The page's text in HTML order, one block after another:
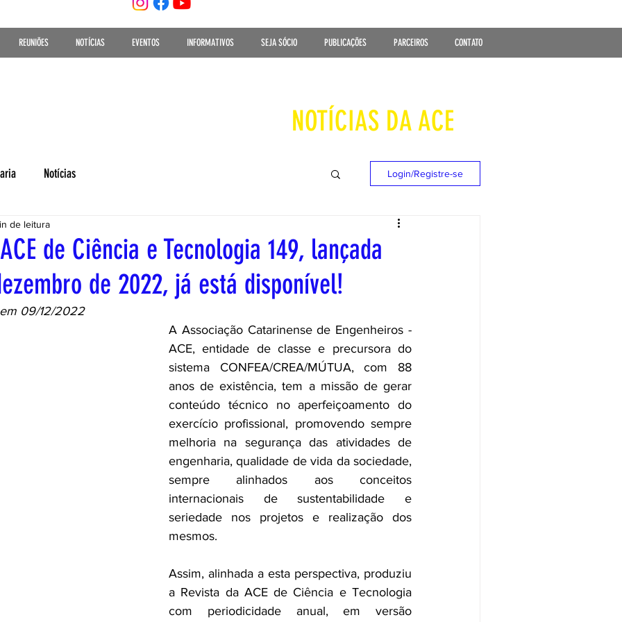
REUNIÕES NOTÍCIAS EVENTOS INFORMATIVOS SEJA SÓCIO PUBLICAÇÕES PARCEIROS CONTATO
NOTÍCIAS DA ACE
Notícias Login/Registre-se
de Ciência e Tecnologia 149, lançada
de 2022, já está disponível!
de leitura
09/12/2022
A Associação Catarinense de Engenheiros -
ACE, entidade de classe e precursora do
sistema CONFEA/CREA/MÚTUA, com 88
anos de existência, tem a missão de gerar
conteúdo técnico no aperfeiçoamento do
exercício profissional, promovendo sempre
melhoria na segurança das atividades de
engenharia, qualidade de vida da sociedade,
sempre alinhados aos conceitos
internacionais de sustentabilidade e
seriedade nos projetos e realização dos
mesmos.
Assim, alinhada a esta perspectiva, produziu
a Revista da ACE de Ciência e Tecnologia
com periodicidade anual, em versão